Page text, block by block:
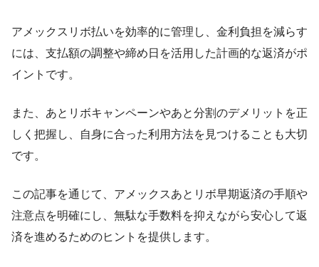
アメックスリボ払いを効率的に管理し、金利負担を減らす
には、支払額の調整や締め日を活用した計画的な返済がポ
イントです。
また、あとリボキャンペーンやあと分割のデメリットを正
しく把握し、自身に合った利用方法を見つけることも大切
です。
この記事を通じて、アメックスあとリボ早期返済の手順や
注意点を明確にし、無駄な手数料を抑えながら安心して返
済を進めるためのヒントを提供します。